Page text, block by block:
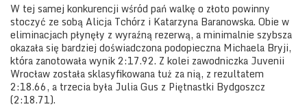
W tej samej konkurencji wśród pań walkę o złoto powinny
stoczyć ze sobą Alicja Tchórz i Katarzyna Baranowska. Obie w
eliminacjach płynęły z wyraźną rezerwą, a minimalnie szybsza
okazała się bardziej doświadczona podopieczna Michaela Bryji,
która zanotowała wynik 2:17.92. Z kolei zawodniczka Juvenii
Wrocław została sklasyfikowana tuż za nią, z rezultatem
2:18.66, a trzecia była Julia Gus z Piętnastki Bydgoszcz
(2:18.71).